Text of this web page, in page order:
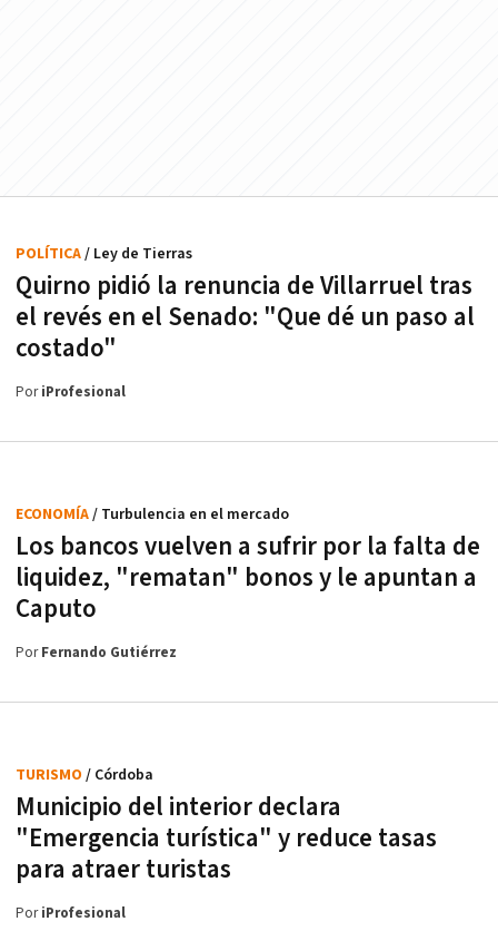
Quirno pidió la renuncia de Villarruel tras
el revés en el Senado: "Que dé un paso al
costado"
POLÍTICA/ Ley de Tierras
PoriProfesional
Los bancos vuelven a sufrir por la falta de
liquidez, "rematan" bonos y le apuntan a
Caputo
ECONOMÍA/ Turbulencia en el mercado
PorFernando Gutiérrez
Municipio del interior declara
"Emergencia turística" y reduce tasas
para atraer turistas
TURISMO / Córdoba
PoriProfesional